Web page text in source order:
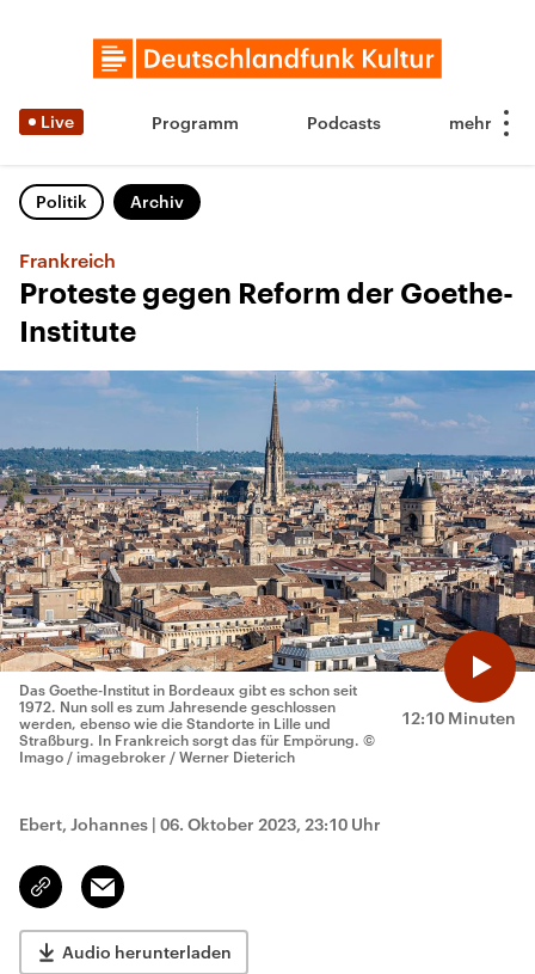
Live Programm Podcasts
Politik Archiv
Frankreich
Proteste gegen Reform der Goethe-
Institute
12:10 Minuten
Das Goethe-Institut in Bordeaux gibt es schon seit
1972. Nun soll es zum Jahresende geschlossen
werden, ebenso wie die Standorte in Lille und
Straßburg. In Frankreich sorgt das für Empörung. ©
Imago / imagebroker / Werner Dieterich
Ebert, Johannes | 06. Oktober 2023, 23:10 Uhr
Link
kopieren/teilen
Email
Audio herunterladen